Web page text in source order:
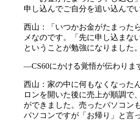
申し込んでご自分を追い込んで
西山：「いつかお金がたまった
メなのです。「先に申し込まな
ということが勉強になりました。
―CS60にかける覚悟が伝わりま
西山：家の中に何もなくなった
ロンを開いた後に売上が順調で
ができました。売ったパソコン
パソコンですが「お帰り」と言